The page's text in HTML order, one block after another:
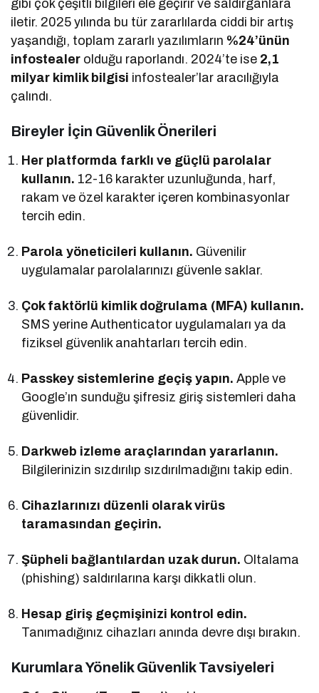
gibi çok çeşitli bilgileri ele geçirir ve saldırganlara
iletir. 2025 yılında bu tür zararlılarda ciddi bir artış
yaşandığı, toplam zararlı yazılımların %24’ünün
infostealer olduğu raporlandı. 2024’te ise 2,1
milyar kimlik bilgisi infostealer’lar aracılığıyla
çalındı.
Bireyler İçin Güvenlik Önerileri
Her platformda farklı ve güçlü parolalar
kullanın. 12-16 karakter uzunluğunda, harf,
rakam ve özel karakter içeren kombinasyonlar
tercih edin.
Parola yöneticileri kullanın. Güvenilir
uygulamalar parolalarınızı güvenle saklar.
Çok faktörlü kimlik doğrulama (MFA) kullanın.
SMS yerine Authenticator uygulamaları ya da
fiziksel güvenlik anahtarları tercih edin.
Passkey sistemlerine geçiş yapın. Apple ve
Google’ın sunduğu şifresiz giriş sistemleri daha
güvenlidir.
Darkweb izleme araçlarından yararlanın.
Bilgilerinizin sızdırılıp sızdırılmadığını takip edin.
Cihazlarınızı düzenli olarak virüs
taramasından geçirin.
Şüpheli bağlantılardan uzak durun. Oltalama
(phishing) saldırılarına karşı dikkatli olun.
Hesap giriş geçmişinizi kontrol edin.
Tanımadığınız cihazları anında devre dışı bırakın.
Kurumlara Yönelik Güvenlik Tavsiyeleri